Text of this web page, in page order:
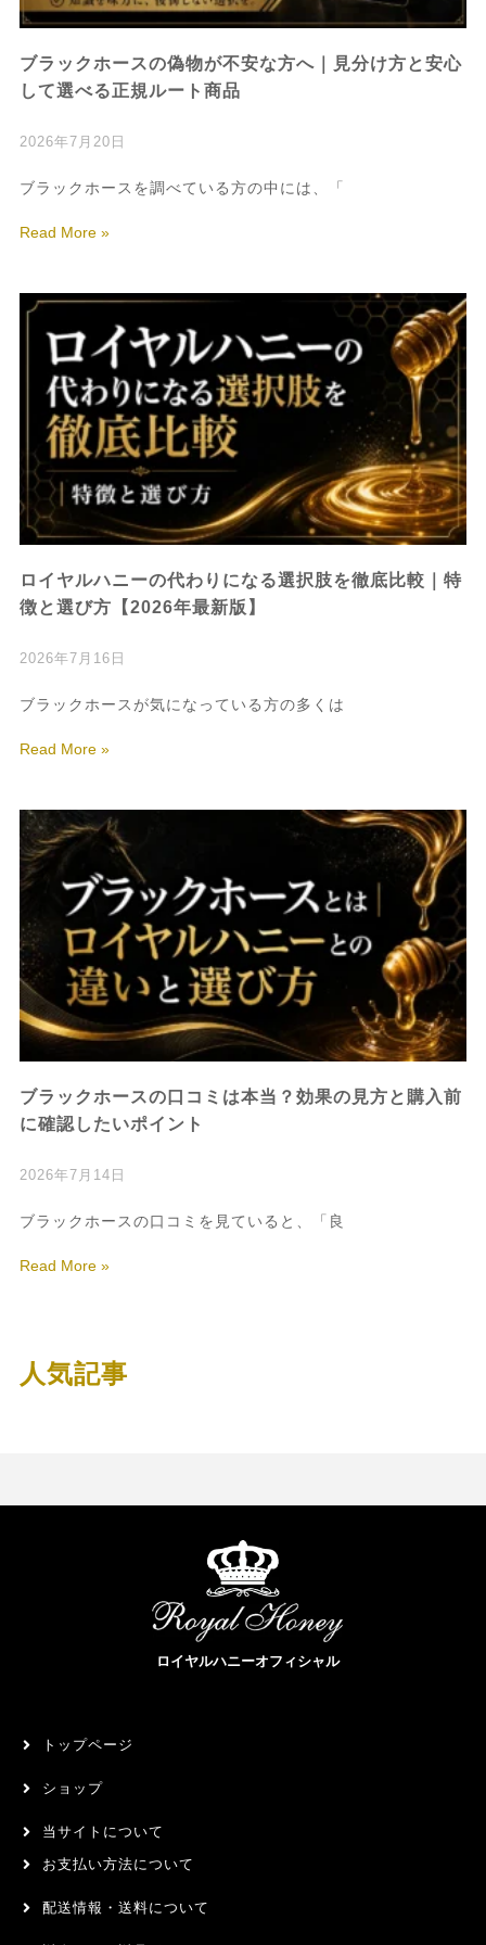
ブラックホースの偽物が不安な方へ｜見分け方と安心
して選べる正規ルート商品
2026年7月20日
ブラックホースを調べている方の中には、「
Read More »
ロイヤルハニーの代わりになる選択肢を徹底比較｜特
徴と選び方【2026年最新版】
2026年7月16日
ブラックホースが気になっている方の多くは
Read More »
ブラックホースの口コミは本当？効果の見方と購入前
に確認したいポイント
2026年7月14日
ブラックホースの口コミを見ていると、「良
Read More »
人気記事
ロイヤルハニーオフィシャル
トップページ
ショップ
当サイトについて
お支払い方法について
配送情報・送料について